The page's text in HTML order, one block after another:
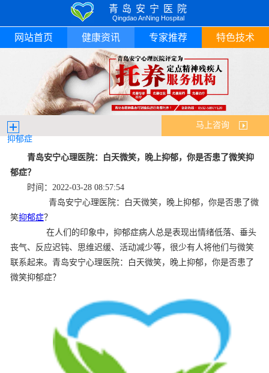
青岛安宁医院
Qingdao AnNing Hospital
网站首页 健康资讯 专家推荐 特色技术
抑郁症
马上咨询
青岛安宁心理医院：白天微笑，晚上抑郁，你是否患了微笑抑
郁症？
时间：2022-03-28 08:57:54
青岛安宁心理医院：白天微笑，晚上抑郁，你是否患了微
笑抑郁症？
​在人们的印象中，抑郁症病人总是表现出情绪低落、垂头
丧气、反应迟钝、思维迟缓、活动减少等，很少有人将他们与微笑
联系起来。青岛安宁心理医院：白天微笑，晚上抑郁，你是否患了
微笑抑郁症？